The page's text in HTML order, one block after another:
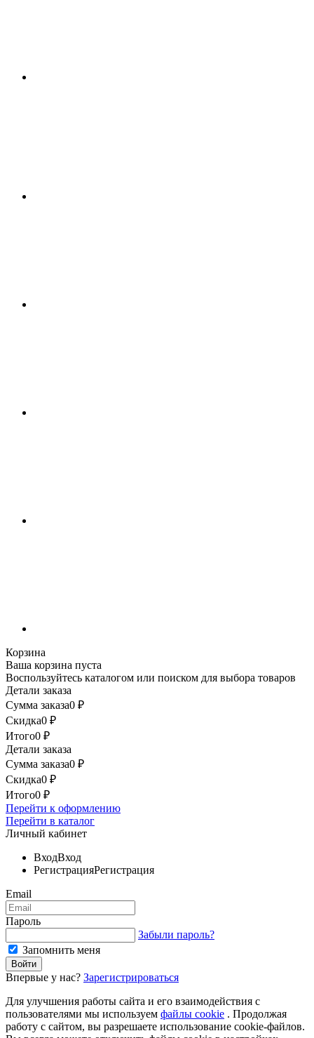
Корзина
Ваша корзина пуста
Воспользуйтесь каталогом или поиском для выбора товаров
Детали заказа
Сумма заказа0 ₽
Скидка0 ₽
Итого0 ₽
Детали заказа
Сумма заказа0 ₽
Скидка0 ₽
Итого0 ₽
Перейти к оформлению
Перейти в каталог
Личный кабинет
ВходВход
РегистрацияРегистрация
Email
Пароль
Забыли пароль?
Запомнить меня
Впервые у нас? Зарегистрироваться
Для улучшения работы сайта и его взаимодействия с
пользователями мы используем файлы cookie . Продолжая
работу с сайтом, вы разрешаете использование cookie-файлов.